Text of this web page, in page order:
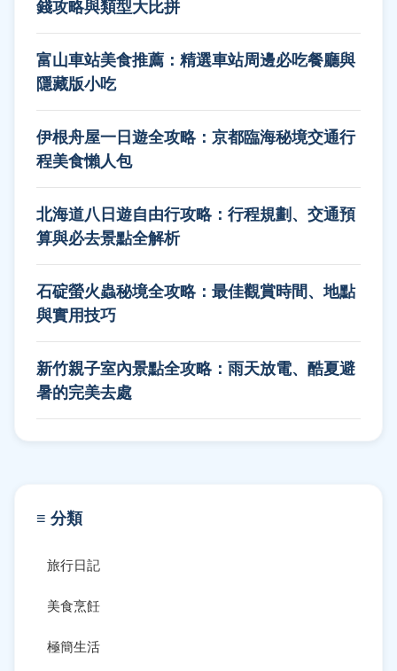
錢攻略與類型大比拼
富山車站美食推薦：精選車站周邊必吃餐廳與
隱藏版小吃
伊根舟屋一日遊全攻略：京都臨海秘境交通行
程美食懶人包
北海道八日遊自由行攻略：行程規劃、交通預
算與必去景點全解析
石碇螢火蟲秘境全攻略：最佳觀賞時間、地點
與實用技巧
新竹親子室內景點全攻略：雨天放電、酷夏避
暑的完美去處
≡ 分類
旅行日記
美食烹飪
極簡生活